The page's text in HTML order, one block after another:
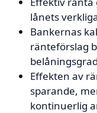
lånets
Bankernas
ränteförslag
Effekten av
sparande,
kontinuerlig